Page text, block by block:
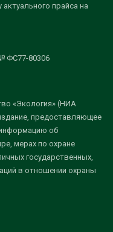
прайса на
ФС77-80306
«Экология» (НИА
предоставляющее
об
мерах по охране
государственных,
в отношении охраны